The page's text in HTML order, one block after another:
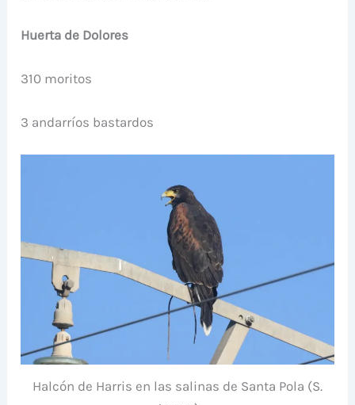
Huerta de Dolores
310 moritos
3 andarríos bastardos
Halcón de Harris en las salinas de Santa Pola (S.